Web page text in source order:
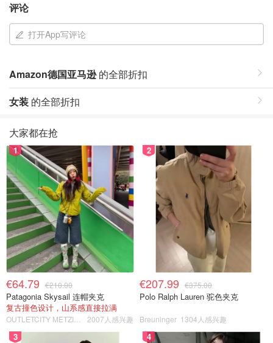
评论
打开App写评论
Amazon德国亚马逊的全部折扣
女装 的全部折扣
大家都在抢
1
€64.79 €210.00
Patagonia Skysail 连帽夹克
复古撞色设计，山系感直接拉满
2007人感兴趣
2
€207.99 €375.00
Polo Ralph Lauren 驼色夹克
Breuninger 1304人感兴趣
3 4